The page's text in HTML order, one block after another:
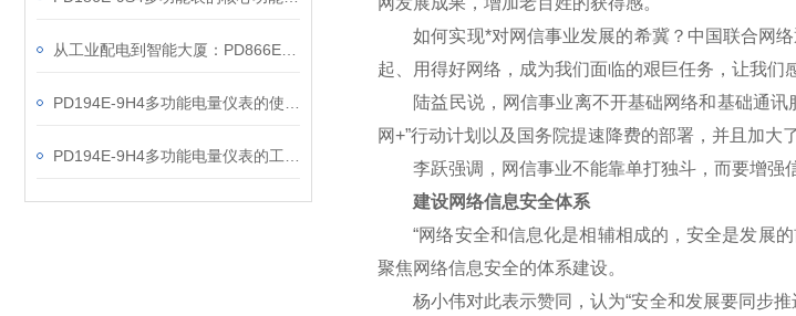
如何实现*对网信事业发展的希冀？中国联合网络
起、用得好网络，成为我们面临的艰巨任务，让我们
陆益民说，网信事业离不开基础网络和基础通讯
网+”行动计划以及国务院提速降费的部署，并且加大
李跃强调，网信事业不能靠单打独斗，而要增强信
建设网络信息安全体系
“网络安全和信息化是相辅相成的，安全是发展的
聚焦网络信息安全的体系建设。
杨小伟对此表示赞同，认为“安全和发展要同步推